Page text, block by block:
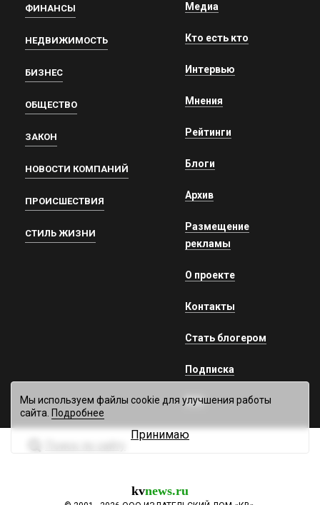
ФИНАНСЫ
НЕДВИЖИМОСТЬ
БИЗНЕС
ОБЩЕСТВО
ЗАКОН
НОВОСТИ КОМПАНИЙ
ПРОИСШЕСТВИЯ
СТИЛЬ ЖИЗНИ
Медиа
Кто есть кто
Интервью
Мнения
Рейтинги
Блоги
Архив
Размещение
рекламы
О проекте
Контакты
Стать блогером
Подписка
RSS
kvnews.ru
Мы используем файлы cookie для улучшения работы
сайта. Подробнее
Принимаю